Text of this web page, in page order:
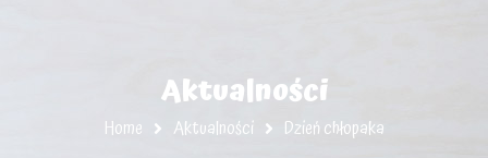
Aktualności
Home Aktualności Dzień chłopaka